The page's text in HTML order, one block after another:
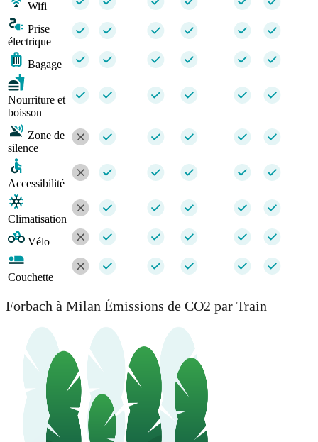
Wifi
Prise
électrique
Bagage
Nourriture et
boisson
Zone de
silence
Accessibilité
Climatisation
Vélo
Couchette
Forbach à Milan Émissions de CO2 par Train